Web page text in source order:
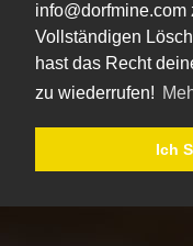
info@dorfmine.com
Vollständigen
hast das Recht
zu wiederrufen!
Ich